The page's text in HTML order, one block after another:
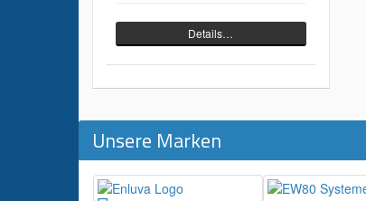
Details…
Unsere Marken